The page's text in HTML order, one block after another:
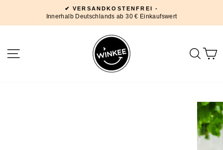
Inhalt
Pause
✔ VERSANDKOSTENFREI -
Innerhalb Deutschlands ab 30 € Einkaufswert
SEITENNAVIGATION